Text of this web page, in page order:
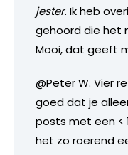
jester. Ik heb
gehoord die het
Mooi, dat geeft
@Peter W. Vier
goed dat je
posts met een <
het zo roerend